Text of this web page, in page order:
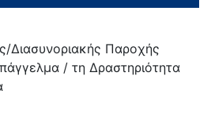
Διασυνοριακής Παροχής
/ τη Δραστηριότητα